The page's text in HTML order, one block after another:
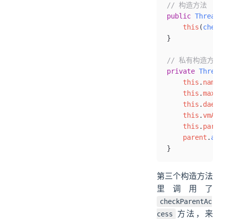
// 构造方法
public
    this
(
}
// 私有构造方法
private
    this
. name
    this
.
    this
.
    this
.
    this
.
    parent
. add
}
第三个构造方法
里调用了
checkParentAc
cess
方法，来